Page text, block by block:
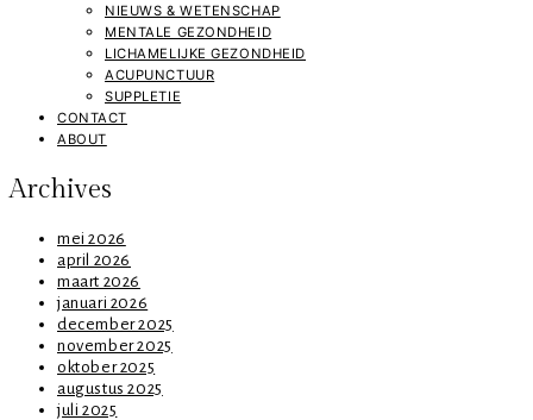
NIEUWS & WETENSCHAP
MENTALE GEZONDHEID
LICHAMELIJKE GEZONDHEID
ACUPUNCTUUR
SUPPLETIE
CONTACT
ABOUT
Archives
mei 2026
april 2026
maart 2026
januari 2026
december 2025
november 2025
oktober 2025
augustus 2025
juli 2025